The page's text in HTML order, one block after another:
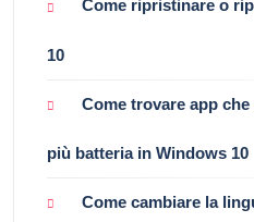
Come ripristinare o
10
Come trovare app
più batteria in Windows 10
Come cambiare la